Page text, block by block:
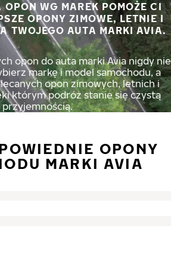
OPON WG MAREK POMOŻE CI
OPONY ZIMOWE, LETNIE I
TWOJEGO AUTA MARKI AVIA.
opon do auta marki Avia nigdy nie
markę i model samochodu, a
opon zimowych, letnich i
którym podróż stanie się czystą
przyjemnością.
OPONY
MARKI AVIA